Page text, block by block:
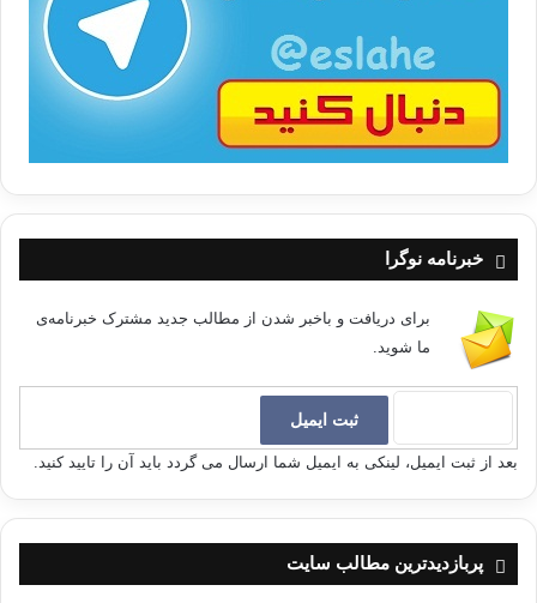
خبرنامه نوگرا
برای دریافت و باخبر شدن از مطالب جدید مشترک خبرنامه‌ی
ما شوید.
بعد از ثبت ایمیل، لینکی به ایمیل شما ارسال می گردد باید آن را تایید کنید.
پربازدیدترین مطالب سایت